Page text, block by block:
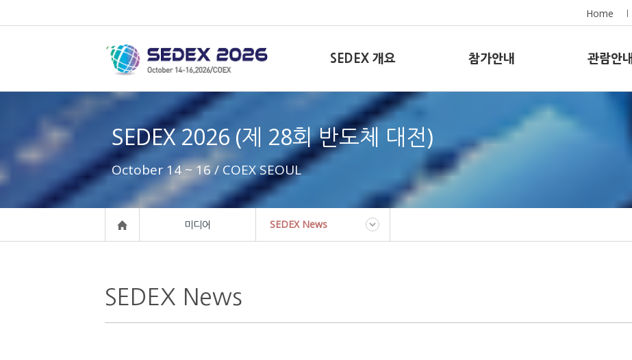
Home
SEDEX 개요 참가안내 관람안내
SEDEX 2026 (제 28회 반도체 대전)
October 14 ~ 16 / COEX SEOUL
미디어 SEDEX News
SEDEX News